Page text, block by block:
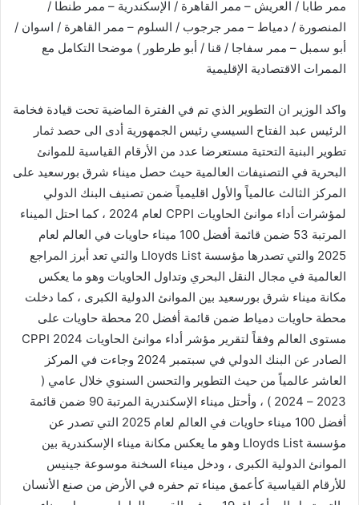
ممر طابا / العريش – ممر القاهرة / الإسكندرية – ممر طنطا /
المنصورة / دمياط – ممر جرجوب / السلوم – ممر القاهرة / اسوان /
أبو سمبل – ممر سفاجا / قنا / أبو طرطور ) موضحا التكامل مع
الممرات الاقتصادية الإقليمية
واكد الوزير ان التطوير الذي تم في الفترة الماضية تحت قيادة فخامة
الرئيس عبد الفتاح السيسي رئيس الجمهورية أدى الى حصد ثمار
تطوير البنية التحتية مستعرضا عدد من الأرقام القياسية للموانئ
البحرية في التصنيفات العالمية حيث حصل ميناء شرق بورسعيد على
المركز الثالث عالمياً والأول اقليمياً ضمن تصنيف البنك الدولي
لمؤشرات أداء موانئ الحاويات CPPI لعام 2024 ، كما احتل الميناء
المرتبة 53 ضمن قائمة أفضل 100 ميناء حاويات في العالم لعام
2025 والتي تصدرها مؤسسة LIoyds List والتي تعد أبرز المراجع
العالمية في مجال النقل البحري وتداول الحاويات وهو ما يعكس
مكانة ميناء شرق بورسعيد بين الموانئ الدولية الكبرى ، كما دخلت
محطة حاويات دمياط ضمن قائمة أفضل 20 محطة حاويات على
مستوى العالم وفقاً لتقرير مؤشر أداء موانئ الحاويات CPPI 2024
الصادر عن البنك الدولي في سبتمبر 2024 وجاءت في المركز
العاشر عالمياً من حيث التطوير والتحسن السنوي خلال عامي (
2023 – 2024 ) ، وأحتل ميناء الإسكندرية المرتبة 90 ضمن قائمة
أفضل 100 ميناء حاويات في العالم لعام 2025 التي تصدر عن
مؤسسة LIoyds List وهو ما يعكس مكانة ميناء الإسكندرية بين
الموانئ الدولية الكبرى ، ودخل ميناء السخنة موسوعة جينيس
للأرقام القياسية كأعمق ميناء تم حفره في الأرض من صنع الأنسان